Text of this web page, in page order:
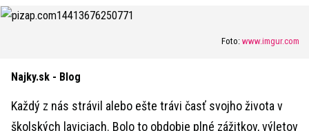
Foto: www.imgur.com
Najky.sk - Blog
Každý z nás strávil alebo ešte trávi časť svojho života v
školských laviciach. Bolo to obdobie plné zážitkov, výletov